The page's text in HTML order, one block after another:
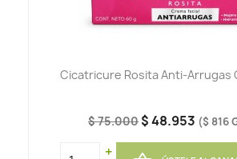
Cicatricure Rosita Anti-Arrugas
$ 75.000 $ 48.953 ($ 816
+